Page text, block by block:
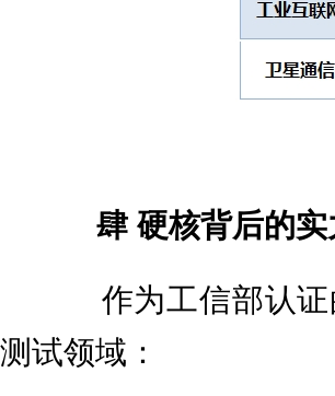
肆 硬核背后的
作为工信部认证
测试领域：